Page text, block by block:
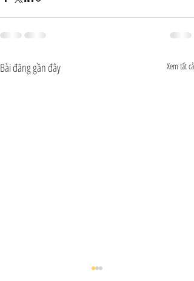
Bài đăng gần đây Xem tất cả